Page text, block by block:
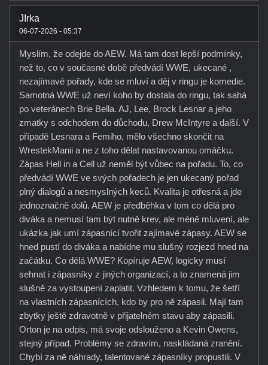
JIrka
06-07-2026 - 05:37
Myslím, že odejde do AEW. Má tam dost lepší podmínky,
než to, co v současné době předvádí WWE, ukecané ,
nezajímavé pořady, kde se mluví a děj v ringu je komedie.
Samotná WWE už neví koho by dostala do ringu, tak sahá
po veteránech Brie Bella. AJ, Lee, Brock Lesnar a jeho
zmatky s odchodem do důchodu, Drew McIntyre a další. V
případě Lesnara a Femiho, mělo všechno skončit na
WrestekManii a ne z toho dělat nastavovanou omáčku.
Zápas Hell in a Cell už neměl být vůbec na pořadu. To, co
předvádí WWE ve svých pořadech je jen ukecaný pořad
plný dialogů a nesmyslných keců. Kvalita je otřesná a jde
jednoznačně dolů. AEW je předběhka v tom co dělá pro
diváka a nemusí tam být nutně krev, ale méně mluvení, ale
ukázka jak umí zápasnící tvořit zajímavé zápasy. AEW se
hned pustí do diváka a nabídne mu slušný rozjezd hned na
začátku. Co dělá WWE? Kopíruje AEW, logicky musí
sehnat i zápasníky z jiných organizací, a to znamená jim
slušně za vystoupení zaplatit. Vzhledem k tomu, že šetří
na vlastních zápasnících, kdo by pro ně zápasil. Mají tam
zbytky ještě zdravotně v přijatelném stavu aby zápasili.
Orton je na odpis, má svoje odslouženo a Kevin Owens,
stejný případ. Problémy se zdravím, naskládaná zranění.
Chybí za ně náhrady, talentované zápasníky propustili. V